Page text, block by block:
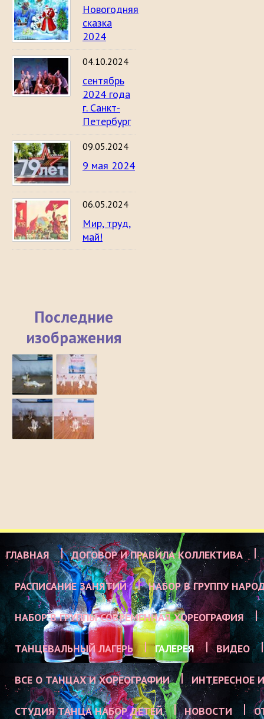
Новогодняя
сказка
2024
04.10.2024
сентябрь
2024 года
г. Санкт-
Петербург
09.05.2024
9 мая 2024
06.05.2024
Мир, труд,
май!
Последние
изображения
ГЛАВНАЯ ДОГОВОР И ПРАВИЛА КОЛЛЕКТИВА
РАСПИСАНИЕ ЗАНЯТИЙ НАБОР В ГРУППУ
НАБОР В ГРУППЫ СОВРЕМЕННАЯ ХОРЕОГРАФИЯ
ТАНЦЕВАЛЬНЫЙ ЛАГЕРЬ ГАЛЕРЕЯ ВИДЕО
ВСЕ О ТАНЦАХ И ХОРЕОГРАФИИ ИНТЕРЕСНОЕ
СТУДИЯ ТАНЦА НАБОР ДЕТЕЙ НОВОСТИ